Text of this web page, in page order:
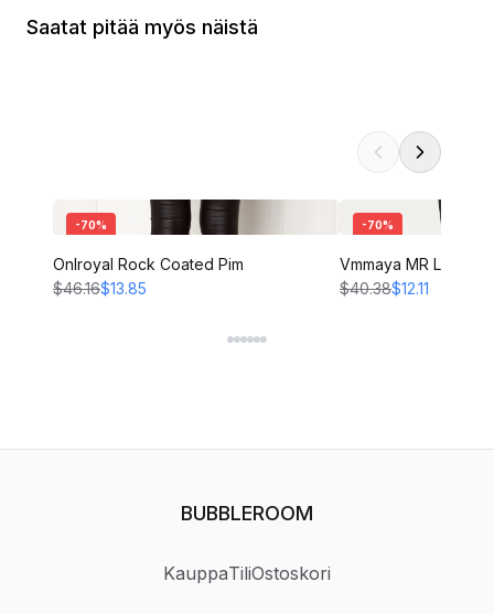
Saatat pitää myös näistä
-70%
Onlroyal Rock Coated Pim
$46.16$13.85
-70%
Vmmaya MR Loose
$40.38$12.11
BUBBLEROOM
KauppaTiliOstoskori